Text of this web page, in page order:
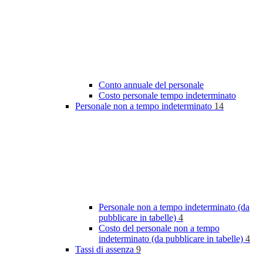
Conto annuale del personale
Costo personale tempo indeterminato
Personale non a tempo indeterminato 14
Personale non a tempo indeterminato (da
pubblicare in tabelle) 4
Costo del personale non a tempo
indeterminato (da pubblicare in tabelle) 4
Tassi di assenza 9